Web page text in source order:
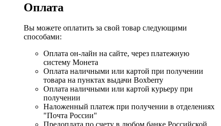
Оплата
Вы можете оплатить за свой товар следующими
способами:
Оплата он-лайн на сайте, через платежную
систему Монета
Оплата наличными или картой при получении
товара на пунктах выдачи Boxberry
Оплата наличными или картой курьеру при
получении
Наложенный платеж при получении в отделениях
"Почта России"